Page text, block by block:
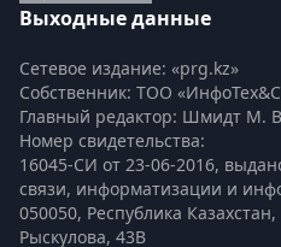
Выходные данные
Сетевое издание: «prg.kz»
Собственник: ТОО
Главный редактор: Шмидт М.
Номер свидетельства:
16045-СИ от 23-06-2016,
связи, информатизации и
050050, Республика
Рыскулова, 43В